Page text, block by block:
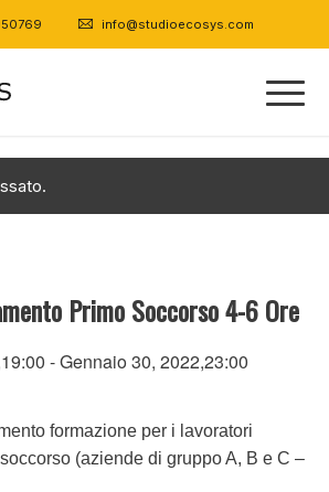
info@studioecosys.com
Primo Soccorso 4-6 Ore
-Gennaio 30, 2022,23:00
formazione per i lavoratori
(aziende di gruppo A, B e C –